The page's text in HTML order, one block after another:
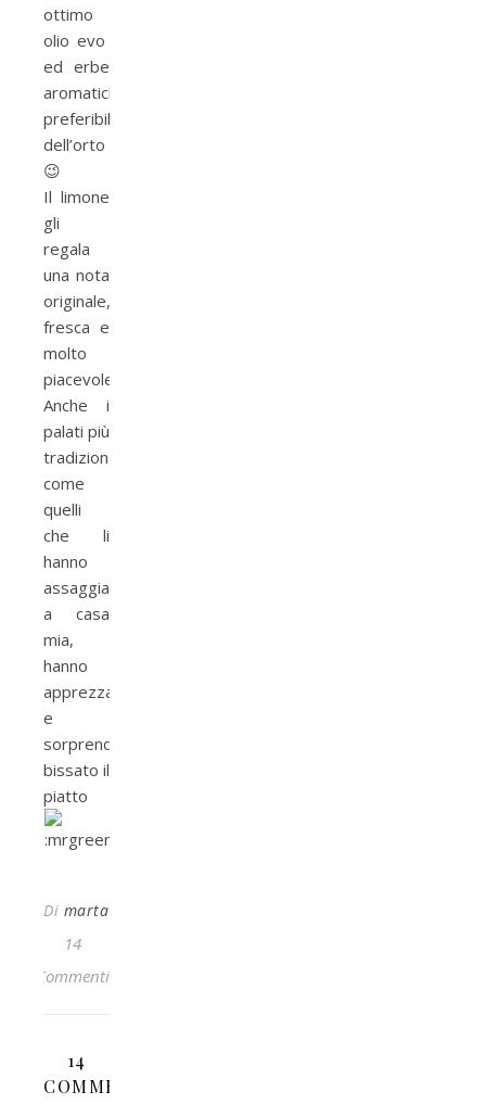
ottimo
olio evo
ed erbe
aromatiche
preferibilmente
dell’orto
😉
Il limone
gli
regala
una nota
originale,
fresca e
molto
piacevole.
Anche i
palati più
tradizionali,
come
quelli
che li
hanno
assaggiati
a casa
mia,
hanno
apprezzato
e
sorprendentemente
bissato il
piatto
Di marta
14
Commenti
14
COMMENTI